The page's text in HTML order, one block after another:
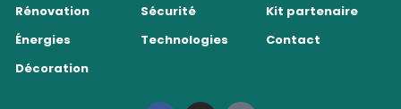
Rénovation
Énergies
Décoration
Sécurité
Technologies
Kit partenaire
Contact